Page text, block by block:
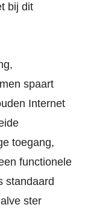
bij dit
spaart
Internet
toegang,
functionele
standaard
ster